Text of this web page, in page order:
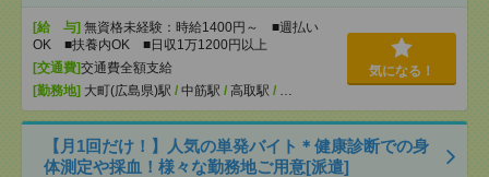
[給 与] 無資格未経験：時給1400円～ ■週払い
OK ■扶養内OK ■日収1万1200円以上
[交通費]交通費全額支給
[勤務地] 大町(広島県)駅 / 中筋駅 / 高取駅 / …
気になる！
【月1回だけ！】人気の単発バイト＊健康診断での身
体測定や採血！様々な勤務地ご用意[派遣]